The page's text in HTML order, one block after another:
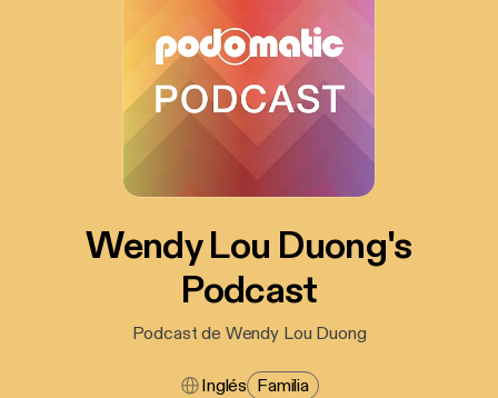
Wendy Lou Duong's
Podcast
Podcast de Wendy Lou Duong
Inglés Familia